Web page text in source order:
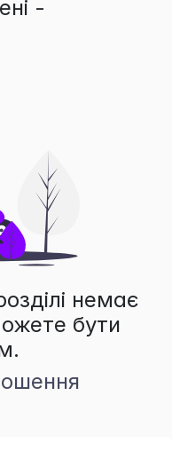
-
немає
бути